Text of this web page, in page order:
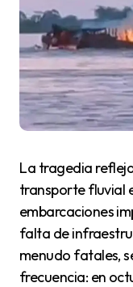
La tragedia refleja la peligrosa realidad del
transporte fluvial
embarcaciones
falta de
menudo fatales,
frecuencia: en